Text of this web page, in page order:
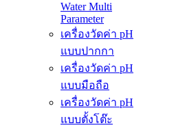
Water Multi
Parameter
เครื่องวัดค่า pH
แบบปากกา
เครื่องวัดค่า pH
แบบมือถือ
เครื่องวัดค่า pH
แบบตั้งโต๊ะ